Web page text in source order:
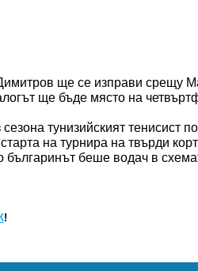
ще се изправи срещу
ще бъде място на
тунизийският тенисист
на турнира на твърди
българинът беше водач в
!